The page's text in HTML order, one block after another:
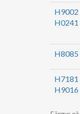
H9002
H0241
H8085
H7181
H9016